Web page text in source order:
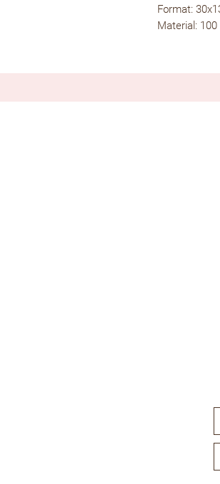
Format:
Material: